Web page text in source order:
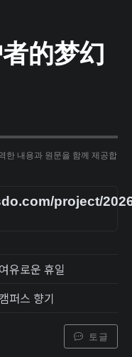
的梦幻
한 내용과 원문을 함께 제공합
project/
유로운 휴일
퍼스 향기
토글